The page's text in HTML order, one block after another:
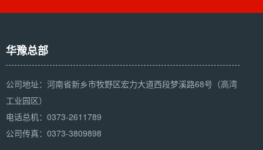
华豫总部
公司地址：河南省新乡市牧野区宏力大道西段梦溪路68号（高湾
工业园区）
电话总机：0373-2611789
公司传真：0373-3809898